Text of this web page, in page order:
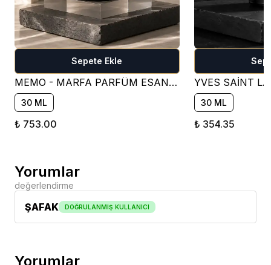
Sepete Ekle
MEMO - MARFA PARFÜM ESANSI ( ÇİÇEKSİ )
30 ML
₺ 753.00
30 ML
₺ 354.35
Yorumlar
değerlendirme
ŞAFAK DOĞRULANMIŞ KULLANICI
Yorumlar